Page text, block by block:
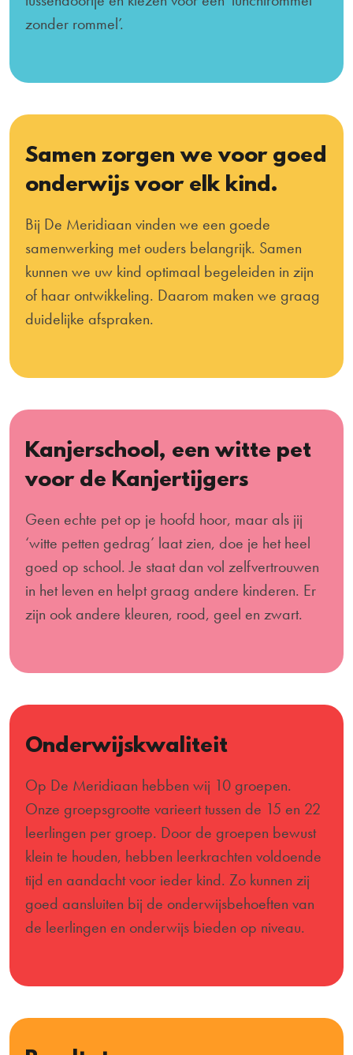
zonder rommel’.
Samen zorgen we voor goed
onderwijs voor elk kind.
Bij De Meridiaan vinden we een goede
samenwerking met ouders belangrijk. Samen
kunnen we uw kind optimaal begeleiden in zijn
of haar ontwikkeling. Daarom maken we graag
duidelijke afspraken.
Kanjerschool, een witte pet
voor de Kanjertijgers
Geen echte pet op je hoofd hoor, maar als jij
‘witte petten gedrag’ laat zien, doe je het heel
goed op school. Je staat dan vol zelfvertrouwen
in het leven en helpt graag andere kinderen. Er
zijn ook andere kleuren, rood, geel en zwart.
Onderwijskwaliteit
Op De Meridiaan hebben wij 10 groepen.
Onze groepsgrootte varieert tussen de 15 en 22
leerlingen per groep. Door de groepen bewust
klein te houden, hebben leerkrachten voldoende
tijd en aandacht voor ieder kind. Zo kunnen zij
goed aansluiten bij de onderwijsbehoeften van
de leerlingen en onderwijs bieden op niveau.